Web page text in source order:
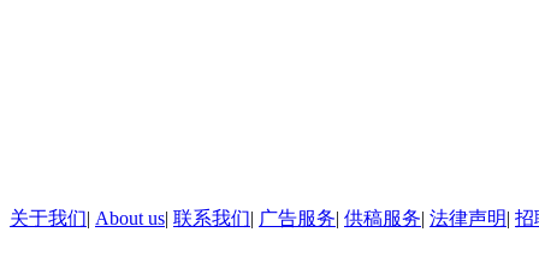
【解说】
关于我们| About us| 联系我们| 广告服务| 供稿服务| 法律声明| 招